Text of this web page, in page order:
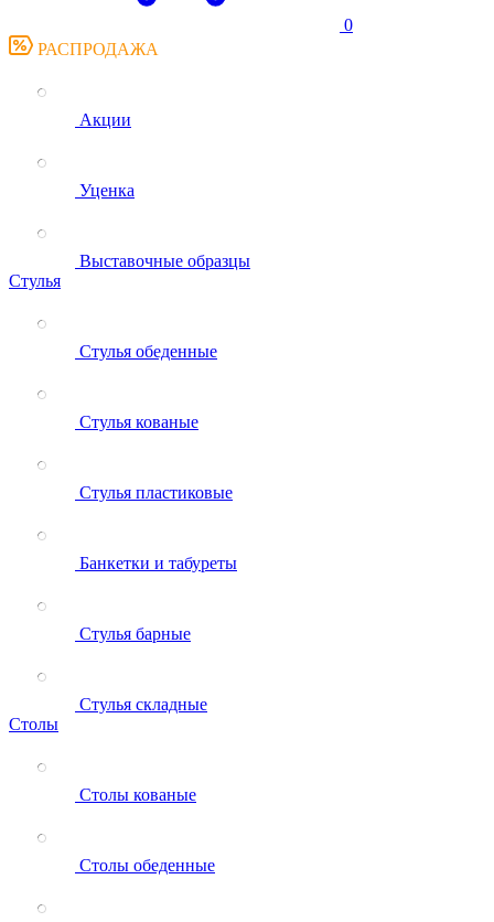
0
РАСПРОДАЖА
Акции
Уценка
Выставочные образцы
Стулья
Стулья обеденные
Стулья кованые
Стулья пластиковые
Банкетки и табуреты
Стулья барные
Стулья складные
Столы
Столы кованые
Столы обеденные